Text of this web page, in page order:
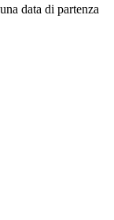
data di partenza